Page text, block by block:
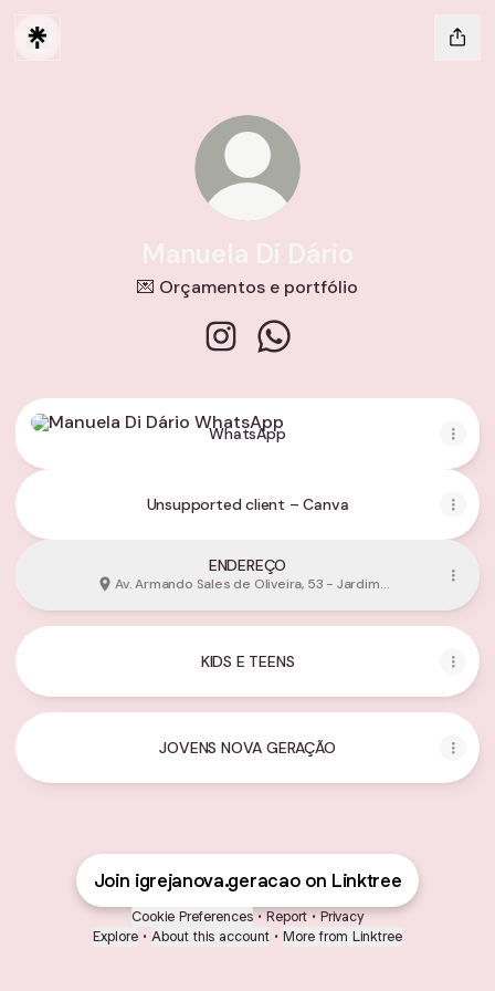
💌 Orçamentos e portfólio
WhatsApp
WhatsApp
Unsupported client – Canva
ENDEREÇO
Av. Armando Sales de Oliveira, 53 - Jardim
KIDS E TEENS
JOVENS NOVA GERAÇÃO
Join igrejanova.geracao on Linktree
Cookie Preferences • Report • Privacy
Explore • About this account • More from Linktree